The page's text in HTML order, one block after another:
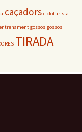
caçadors cicloturista
gossos gossos
TIRADA